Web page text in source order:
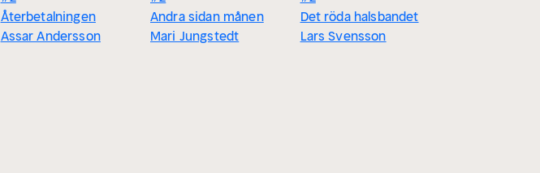
Återbetalningen
Assar Andersson
Andra sidan månen
Mari Jungstedt
Det röda halsbandet
Lars Svensson